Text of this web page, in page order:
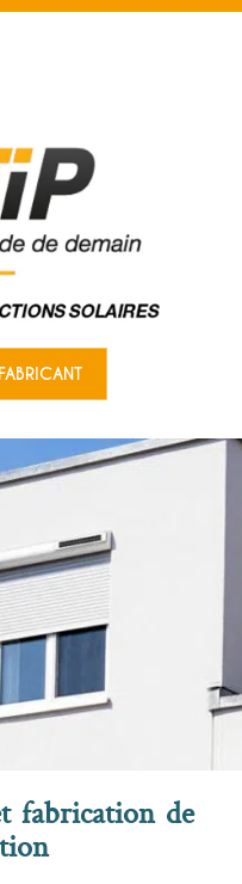
fabrication de